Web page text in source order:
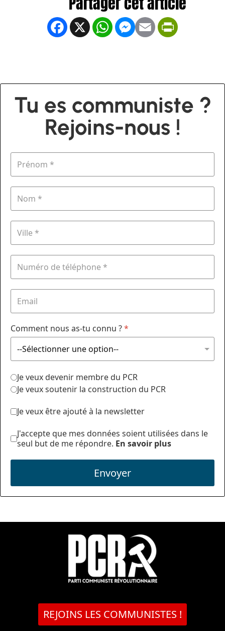
Facebook
X WhatsApp
Messenger
Email
Tu es communiste ?
Rejoins-nous !
Comment nous as-tu connu ?*
Je veux devenir membre du PCR
Je veux soutenir la construction du PCR
Je veux être ajouté à la newsletter
J'accepte que mes données soient utilisées dans le
seul but de me répondre. En savoir plus
Envoyer
REJOINS LES COMMUNISTES !